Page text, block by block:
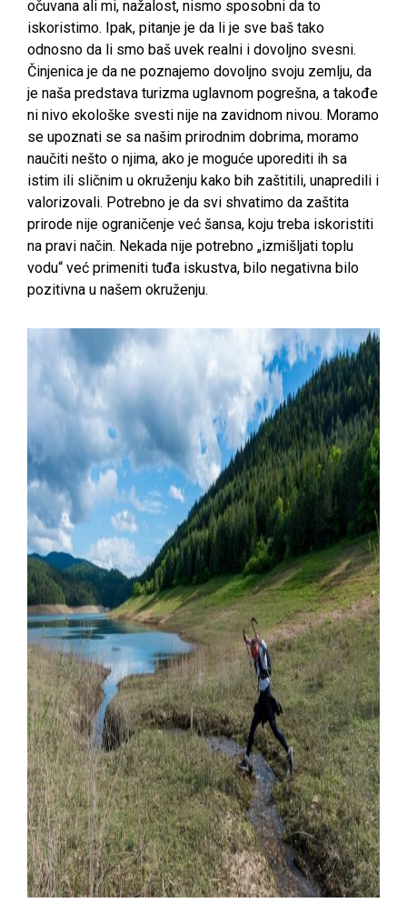
očuvana ali mi, nažalost, nismo sposobni da to
iskoristimo. Ipak, pitanje je da li je sve baš tako
odnosno da li smo baš uvek realni i dovoljno svesni.
Činjenica je da ne poznajemo dovoljno svoju zemlju, da
je naša predstava turizma uglavnom pogrešna, a takođe
ni nivo ekološke svesti nije na zavidnom nivou. Moramo
se upoznati se sa našim prirodnim dobrima, moramo
naučiti nešto o njima, ako je moguće uporediti ih sa
istim ili sličnim u okruženju kako bih zaštitili, unapredili i
valorizovali. Potrebno je da svi shvatimo da zaštita
prirode nije ograničenje već šansa, koju treba iskoristiti
na pravi način. Nekada nije potrebno „izmišljati toplu
vodu“ već primeniti tuđa iskustva, bilo negativna bilo
pozitivna u našem okruženju.